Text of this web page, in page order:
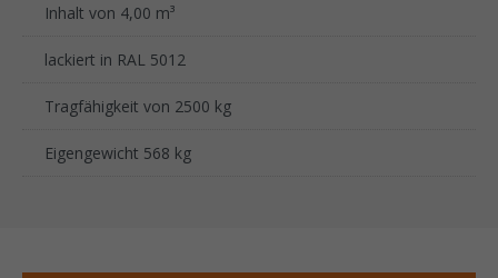
Inhalt von 4,00 m³
lackiert in RAL 5012
Tragfähigkeit von 2500 kg
Eigengewicht 568 kg